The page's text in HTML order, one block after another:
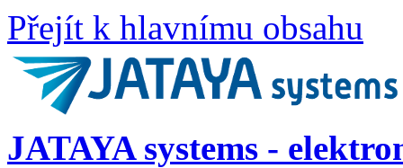
Přejít k hlavnímu obsahu
JATAYA systems -